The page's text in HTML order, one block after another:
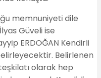
memnuniyeti dile
Güveli ise
ERDOĞAN Kendirli
Belirlenen
olarak hep